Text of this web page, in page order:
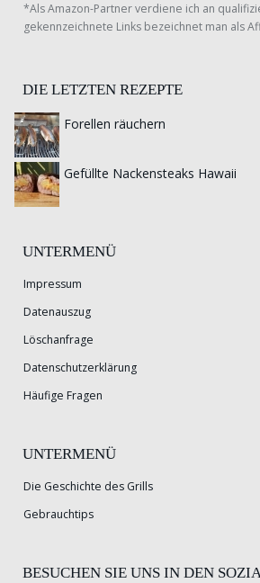
*Als Amazon-Partner verdiene ich an
gekennzeichnete Links bezeichnet man als
DIE LETZTEN REZEPTE
Forellen räuchern
Gefüllte Nackensteaks Hawaii
UNTERMENÜ
Impressum
Datenauszug
Löschanfrage
Datenschutzerklärung
Häufige Fragen
UNTERMENÜ
Die Geschichte des Grills
Gebrauchtips
BESUCHEN SIE UNS IN DEN